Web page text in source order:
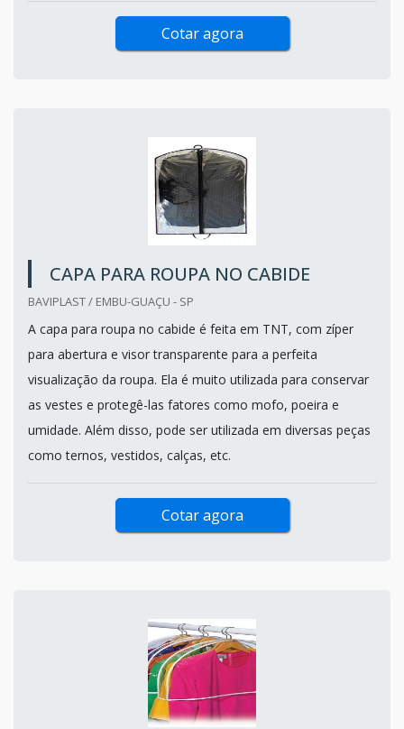
Cotar agora
CAPA PARA ROUPA NO CABIDE
BAVIPLAST / EMBU-GUAÇU - SP
A capa para roupa no cabide é feita em TNT, com zíper
para abertura e visor transparente para a perfeita
visualização da roupa. Ela é muito utilizada para conservar
as vestes e protegê-las fatores como mofo, poeira e
umidade. Além disso, pode ser utilizada em diversas peças
como ternos, vestidos, calças, etc.
Cotar agora